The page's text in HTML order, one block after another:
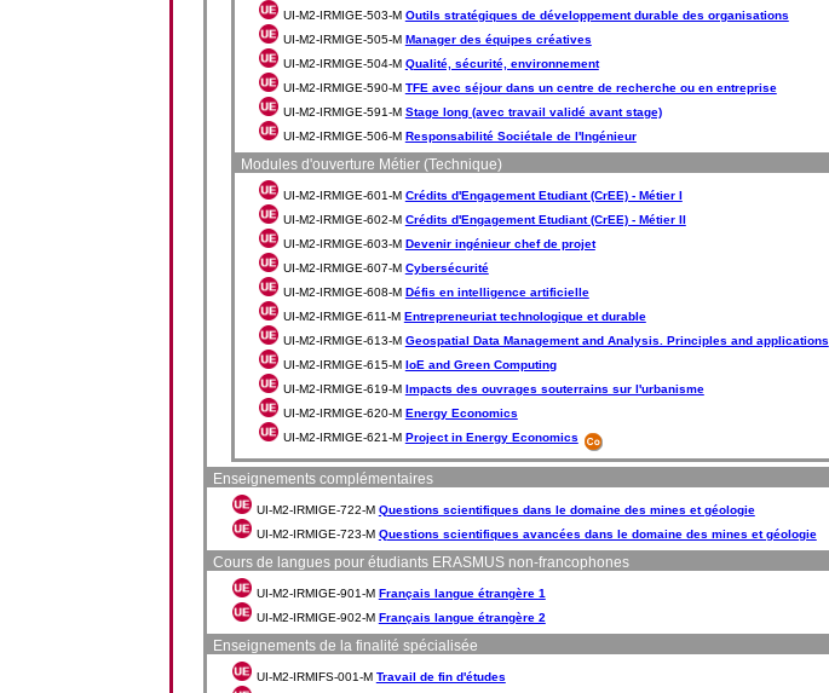
UI-M2-IRMIGE-503-M Outils stratégiques de développement durable des organisations
UI-M2-IRMIGE-505-M Manager des équipes créatives
UI-M2-IRMIGE-504-M Qualité, sécurité, environnement
UI-M2-IRMIGE-590-M TFE avec séjour dans un centre de recherche ou en entreprise
UI-M2-IRMIGE-591-M Stage long (avec travail validé avant stage)
UI-M2-IRMIGE-506-M Responsabilité Sociétale de l'Ingénieur
Modules d'ouverture Métier (Technique)
UI-M2-IRMIGE-601-M Crédits d'Engagement Etudiant (CrEE) - Métier I
UI-M2-IRMIGE-602-M Crédits d'Engagement Etudiant (CrEE) - Métier II
UI-M2-IRMIGE-603-M Devenir ingénieur chef de projet
UI-M2-IRMIGE-607-M Cybersécurité
UI-M2-IRMIGE-608-M Défis en intelligence artificielle
UI-M2-IRMIGE-611-M Entrepreneuriat technologique et durable
UI-M2-IRMIGE-613-M Geospatial Data Management and Analysis. Principles and applications
UI-M2-IRMIGE-615-M IoE and Green Computing
UI-M2-IRMIGE-619-M Impacts des ouvrages souterrains sur l'urbanisme
UI-M2-IRMIGE-620-M Energy Economics
UI-M2-IRMIGE-621-M Project in Energy Economics
Enseignements complémentaires
UI-M2-IRMIGE-722-M Questions scientifiques dans le domaine des mines et géologie
UI-M2-IRMIGE-723-M Questions scientifiques avancées dans le domaine des mines et géologie
Cours de langues pour étudiants ERASMUS non-francophones
UI-M2-IRMIGE-901-M Français langue étrangère 1
UI-M2-IRMIGE-902-M Français langue étrangère 2
Enseignements de la finalité spécialisée
UI-M2-IRMIFS-001-M Travail de fin d'études